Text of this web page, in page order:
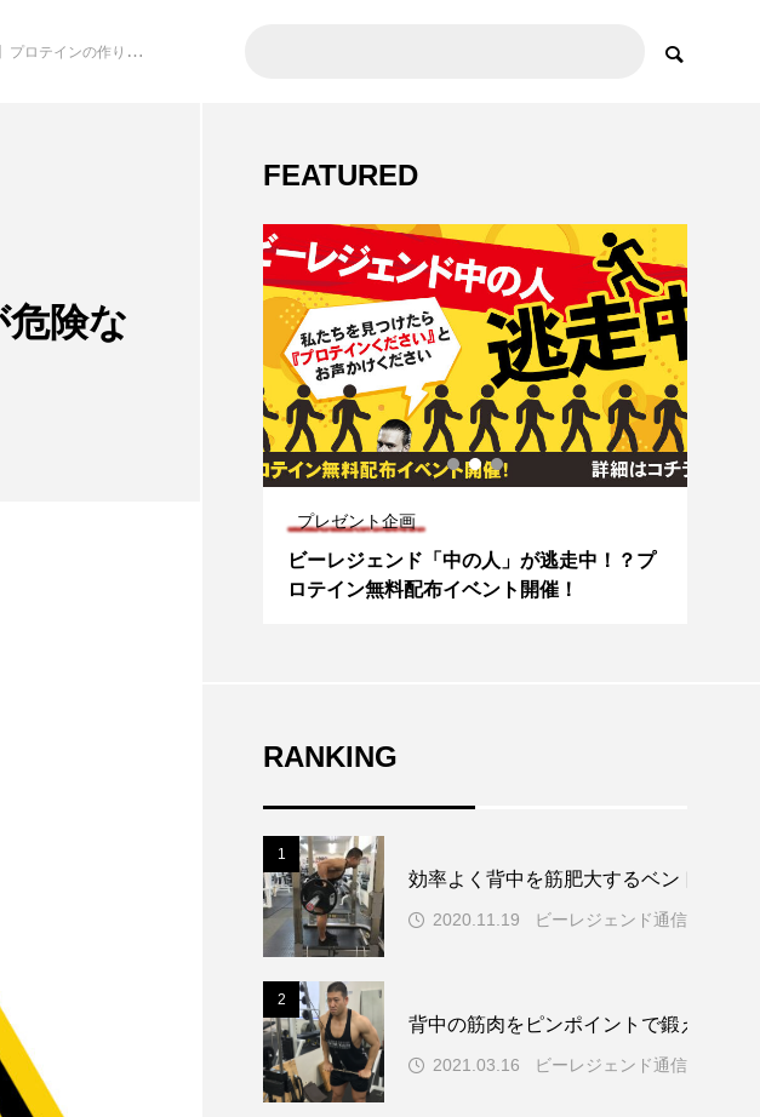
り置きが危険な理由【ヒントは雑菌】
危険な
FEATURED
ェンド「中の人」が逃走中！？プ
キャンペーン
ビーレジェンドをもっと「お得」に買う方
法とは？割引クーポンやキャンペーン情報
RANKING
1
効率よく背中を筋肥大するベントオー
2020.11.19 ビーレジェンド通信
2
背中の筋肉をピンポイントで鍛えるケ
2021.03.16 ビーレジェンド通信